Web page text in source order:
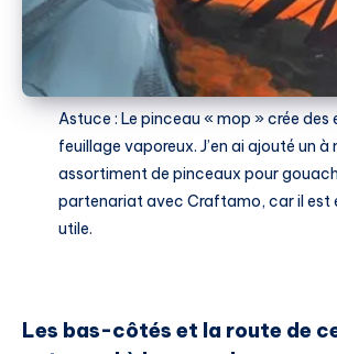
Astuce : Le pinceau « mop » crée des
feuillage vaporeux. J’en ai ajouté un à
assortiment de pinceaux pour
partenariat avec Craftamo, car il est
utile.
Les bas-côtés et la route de